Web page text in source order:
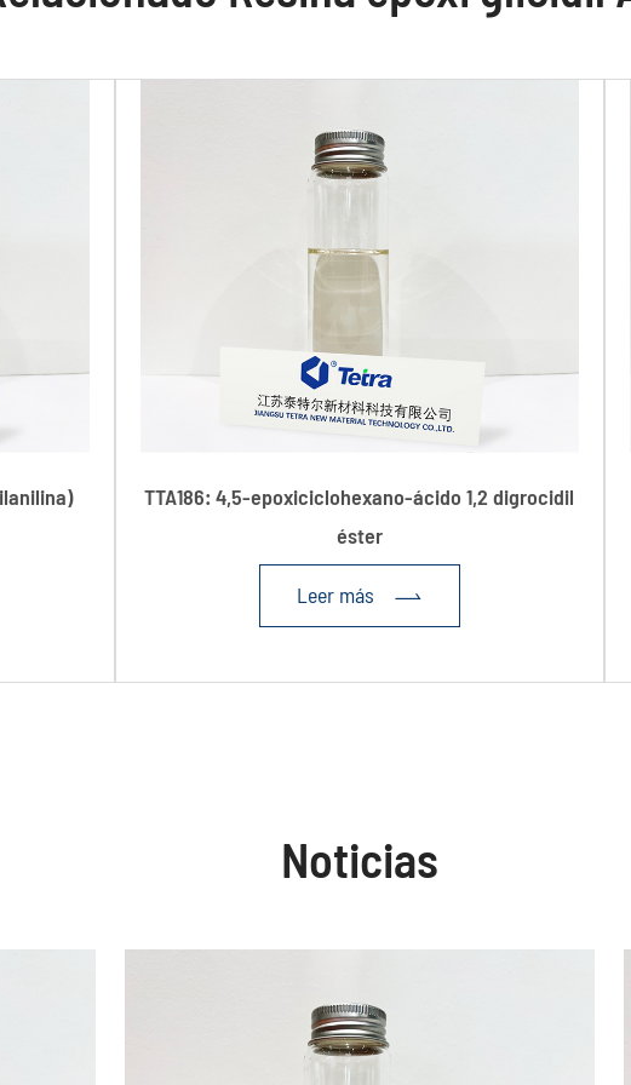
TTA186: 4,5-epoxiciclohexano-ácido 1,2 digrocidil
éster
Leer más 
Noticias